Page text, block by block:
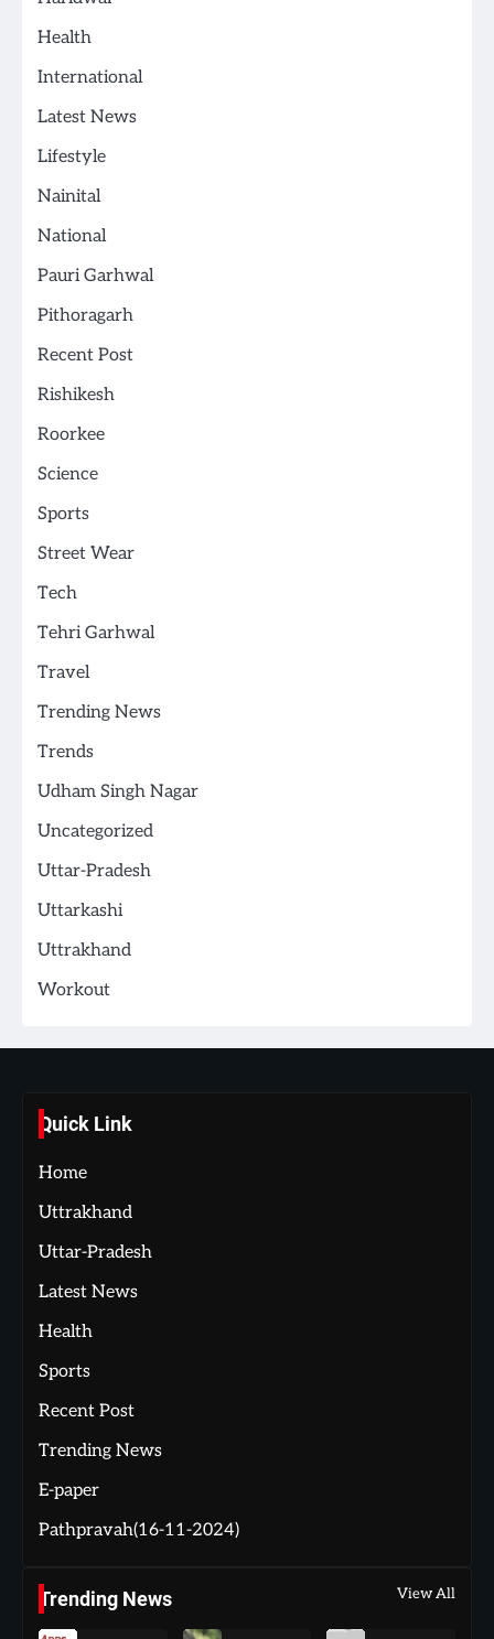
Health
International
Latest News
Lifestyle
Nainital
National
Pauri Garhwal
Pithoragarh
Recent Post
Rishikesh
Roorkee
Science
Sports
Street Wear
Tech
Tehri Garhwal
Travel
Trending News
Trends
Udham Singh Nagar
Uncategorized
Uttar-Pradesh
Uttarkashi
Uttrakhand
Workout
Quick Link
Home
Uttrakhand
Uttar-Pradesh
Latest News
Health
Sports
Recent Post
Trending News
E-paper
Pathpravah(16-11-2024)
Trending News View All